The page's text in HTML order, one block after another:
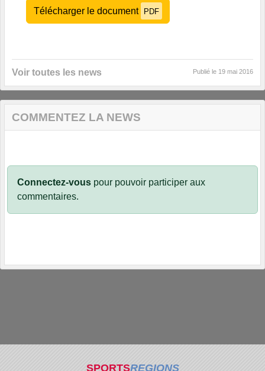
Télécharger le document PDF
Voir toutes les news Publié le 19 mai 2016
COMMENTEZ LA NEWS
Connectez-vous pour pouvoir participer aux
commentaires.
SPORTSREGIONS